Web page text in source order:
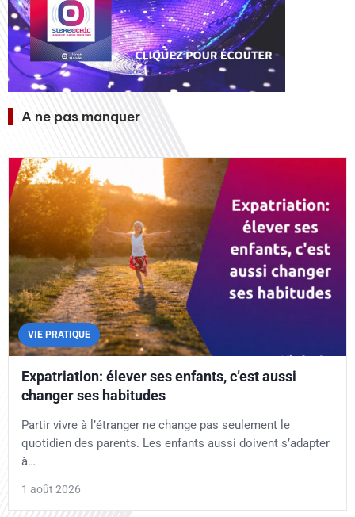
A ne pas manquer
VIE PRATIQUE
Expatriation: élever ses enfants, c’est aussi
changer ses habitudes
Partir vivre à l’étranger ne change pas seulement le
quotidien des parents. Les enfants aussi doivent s’adapter
à…
1 août 2026